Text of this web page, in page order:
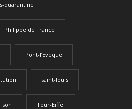
quarantine
Philippe de France
Pont-l’Eveque
saint-louis
son Tour-Eiffel